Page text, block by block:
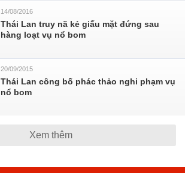
14/08/2016
Thái Lan truy nã kẻ giấu mặt đứng sau
hàng loạt vụ nổ bom
20/09/2015
Thái Lan công bố phác thảo nghi phạm vụ
nổ bom
Xem thêm